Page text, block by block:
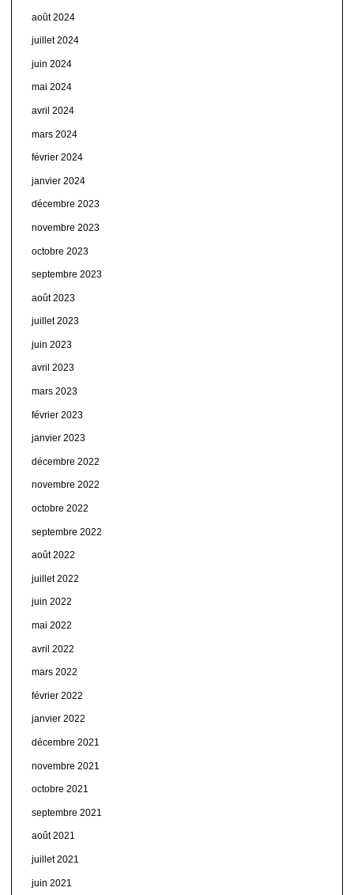
août 2024
juillet 2024
juin 2024
mai 2024
avril 2024
mars 2024
février 2024
janvier 2024
décembre 2023
novembre 2023
octobre 2023
septembre 2023
août 2023
juillet 2023
juin 2023
avril 2023
mars 2023
février 2023
janvier 2023
décembre 2022
novembre 2022
octobre 2022
septembre 2022
août 2022
juillet 2022
juin 2022
mai 2022
avril 2022
mars 2022
février 2022
janvier 2022
décembre 2021
novembre 2021
octobre 2021
septembre 2021
août 2021
juillet 2021
juin 2021